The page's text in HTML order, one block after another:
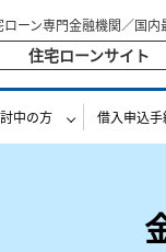
ローン専門金融機関／国内
住宅ローンサイト
中の方 借入申込